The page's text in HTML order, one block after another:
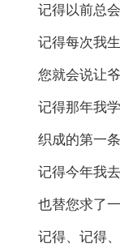
记得以前总会
记得每次我生
您就会说让爷
记得那年我学
织成的第一条
记得今年我去
也替您求了一
记得、记得、